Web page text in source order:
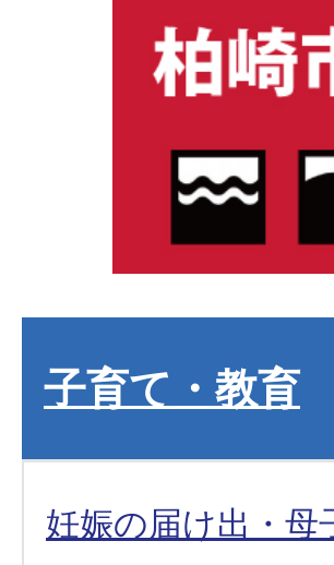
子育て・教育
妊娠の届け出・母